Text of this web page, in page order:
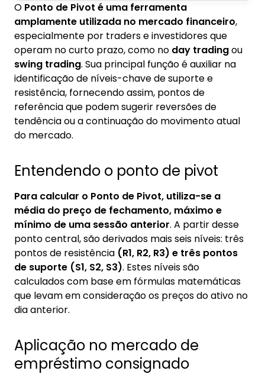
1. Entendendo o ponto de pivot
2. Aplicação no mercado de empréstimo
consignado
3. Estratégias de investimento e
financiamento
4. Conclusão
O Ponto de Pivot é uma ferramenta
amplamente utilizada no mercado financeiro,
especialmente por traders e investidores que
operam no curto prazo, como no day tradingou
swing trading. Sua principal função é auxiliar na
identificação de níveis-chave de suporte e
resistência, fornecendo assim, pontos de
referência que podem sugerir reversões de
tendência ou a continuação do movimento atual
do mercado.
Entendendo o ponto de pivot
Para calcular o Ponto de Pivot, utiliza-se a
média do preço de fechamento, máximo e
mínimo de uma sessão anterior. A partir desse
ponto central, são derivados mais seis níveis: três
pontos de resistência (R1, R2, R3) e três pontos
de suporte (S1, S2, S3). Estes níveis são
calculados com base em fórmulas matemáticas
que levam em consideração os preços do ativo no
dia anterior.
Aplicação no mercado de
empréstimo consignado